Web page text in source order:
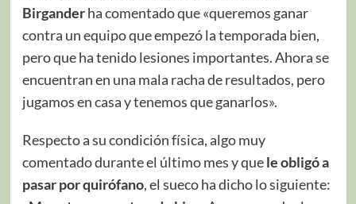
Birganderha comentado que «queremos ganar
contra un equipo que empezó la temporada bien,
pero que ha tenido lesiones importantes. Ahora se
encuentran en una mala racha de resultados, pero
jugamos en casa y tenemos que ganarlos».
Respecto a su condición física, algo muy
comentado durante el último mes y quele obligó a
pasar por quirófano, el sueco ha dicho lo siguiente: